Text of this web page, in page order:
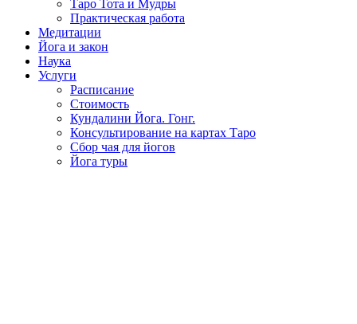
Таро Тота и Мудры
Практическая работа
Медитации
Йога и закон
Наука
Услуги
Расписание
Стоимость
Кундалини Йога. Гонг.
Консультирование на картах Таро
Сбор чая для йогов
Йога туры